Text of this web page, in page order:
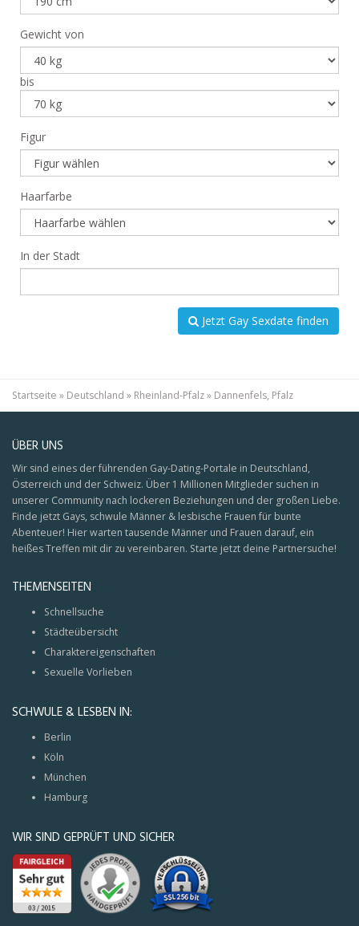
Gewicht von
bis
Figur
Haarfarbe
In der Stadt
Jetzt Gay Sexdate finden
Startseite » Deutschland » Rheinland-Pfalz» Dannenfels, Pfalz
ÜBER UNS
Wir sind eines der führenden Gay-Dating-Portale in Deutschland,
Österreich und der Schweiz. Über 1 Millionen Mitglieder suchen in
unserer Community nach lockeren Beziehungen und der großen Liebe.
Finde jetzt Gays, schwule Männer & lesbische Frauen für bunte
Abenteuer! Hier warten tausende Männer und Frauen darauf, ein
heißes Treffen mit dir zu vereinbaren. Starte jetzt deine Partnersuche!
THEMENSEITEN
Schnellsuche
Städteübersicht
Charaktereigenschaften
Sexuelle Vorlieben
SCHWULE & LESBEN IN:
Berlin
Köln
München
Hamburg
WIR SIND GEPRÜFT UND SICHER